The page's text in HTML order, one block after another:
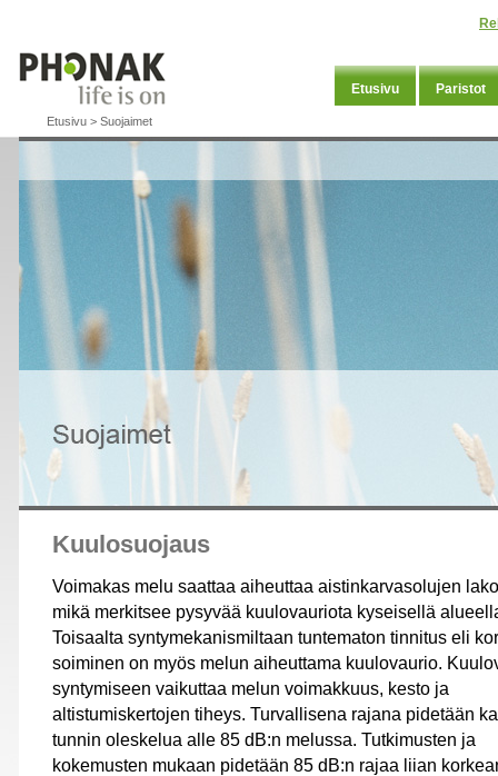
Etusivu Paristot
Etusivu > Suojaimet
Kuulosuojaus
Voimakas melu saattaa aiheuttaa aistinkarvasolujen
mikä merkitsee pysyvää kuulovauriota kyseisellä
Toisaalta syntymekanismiltaan tuntematon tinnitus eli
soiminen on myös melun aiheuttama kuulovaurio.
syntymiseen vaikuttaa melun voimakkuus, kesto ja
altistumiskertojen tiheys. Turvallisena rajana pidetään
tunnin oleskelua alle 85 dB:n melussa. Tutkimusten ja
kokemusten mukaan pidetään 85 dB:n rajaa liian